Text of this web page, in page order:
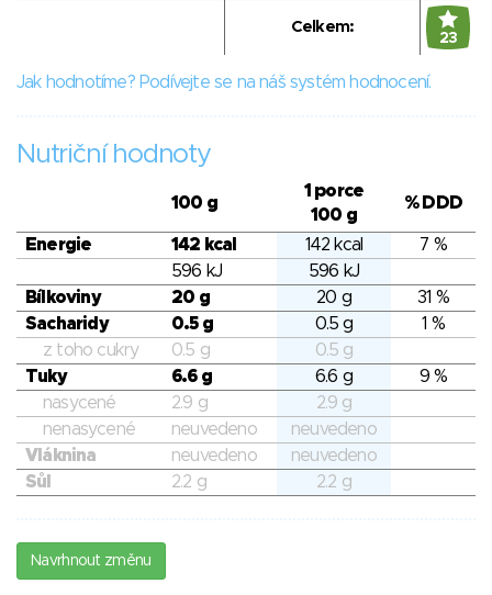
Celkem:
23
Jak hodnotíme? Podívejte se na náš systém hodnocení.
Nutriční hodnoty
100 g
1 porce
100 g
% DDD
Energie 142 kcal 142 kcal
7 %
596 kJ
596 kJ
Bílkoviny
20 g 20 g
31 %
Sacharidy
0.5 g 0.5 g
1 %
z toho cukry
0.5 g
0.5 g
Tuky
6.6 g 6.6 g
9 %
nasycené
2.9 g
2.9 g
nenasycené
neuvedeno
neuvedeno
Vláknina
neuvedeno
neuvedeno
Sůl
2.2 g 2.2 g
Navrhnout změnu